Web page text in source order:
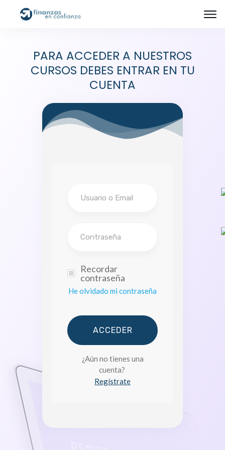
PARA ACCEDER A NUESTROS
CURSOS DEBES ENTRAR EN TU
CUENTA
Recordar
contraseña
He olvidado mi contraseña
ACCEDER
¿Aún no tienes una
cuenta?
Regístrate